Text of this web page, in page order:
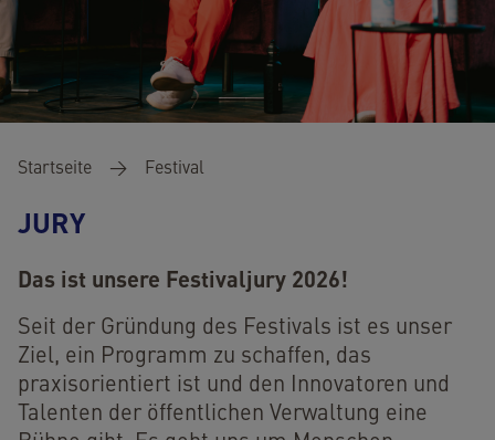
Pfadnavigation
Startseite Festival
JURY
Das ist unsere Festivaljury 2026!
Seit der Gründung des Festivals ist es unser
Ziel, ein Programm zu schaffen, das
praxisorientiert ist und den Innovatoren und
Talenten der öffentlichen Verwaltung eine